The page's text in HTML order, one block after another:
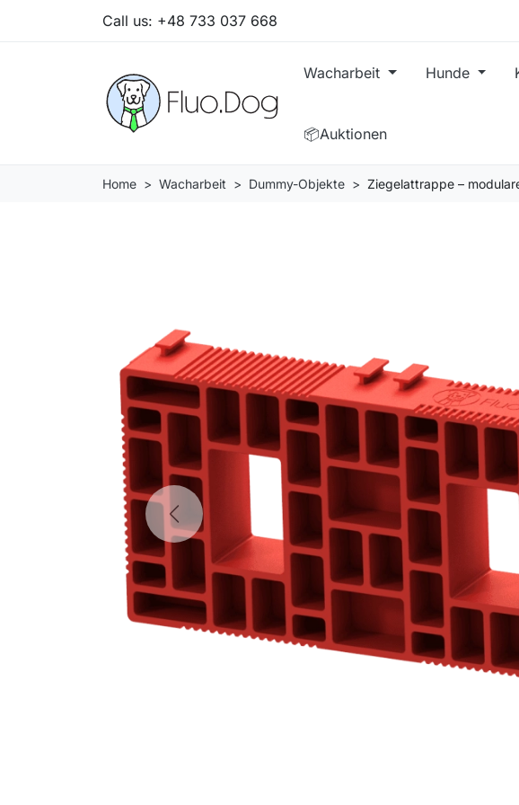
Call us: +48 733 037 668
Wacharbeit Hunde
📦Auktionen
Home Wacharbeit Dummy-Objekte Ziegelattrappe –
Previous